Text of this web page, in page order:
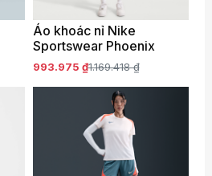
Áo khoác nỉ Nike
Sportswear Phoenix
993.975 ₫1.169.418 ₫